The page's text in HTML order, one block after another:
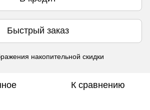
Быстрый заказ
накопительной скидки
К сравнению